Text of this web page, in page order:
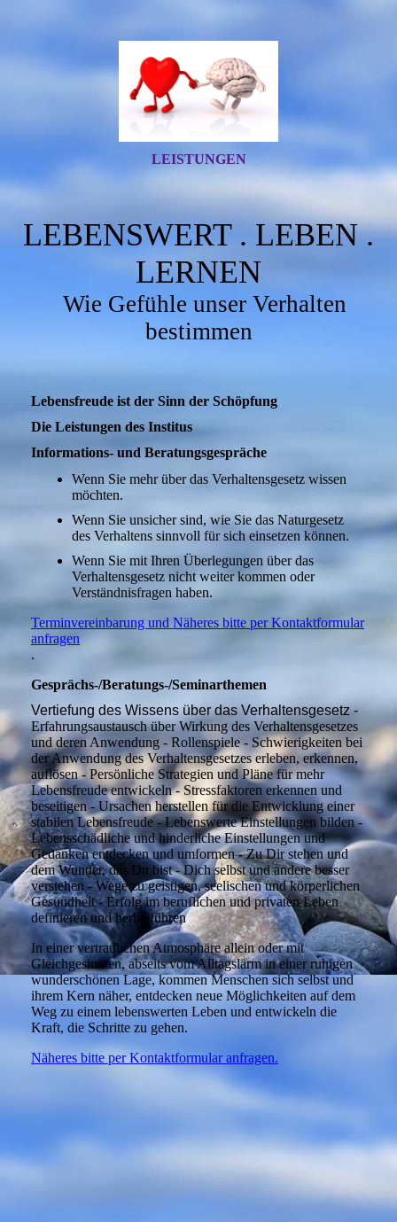
LEISTUNGEN
LEBENSWERT . LEBEN .
LERNEN
Wie Gefühle unser Verhalten
bestimmen
Lebensfreude ist der Sinn der Schöpfung
Die Leistungen des Institus
Informations- und Beratungsgespräche
Wenn Sie mehr über das Verhaltensgesetz wissen
möchten.
Wenn Sie unsicher sind, wie Sie das Naturgesetz
des Verhaltens sinnvoll für sich einsetzen können.
Wenn Sie mit Ihren Überlegungen über das
Verhaltensgesetz nicht weiter kommen oder
Verständnisfragen haben.
Terminvereinbarung und Näheres bitte per Kontaktformular
anfragen
.
Gesprächs-/Beratungs-/Seminarthemen
Vertiefung des Wissens über das Verhaltensgesetz -
Erfahrungsaustausch über Wirkung des Verhaltensgesetzes
und deren Anwendung - Rollenspiele - Schwierigkeiten bei
der Anwendung des Verhaltensgesetzes erleben, erkennen,
auflösen - Persönliche Strategien und Pläne für mehr
Lebensfreude entwickeln - Stressfaktoren erkennen und
beseitigen - Ursachen herstellen für die Entwicklung einer
stabilen Lebensfreude - Lebenswerte Einstellungen bilden -
Lebensschädliche und hinderliche Einstellungen und
Gedanken entdecken und umformen - Zu Dir stehen und
dem Wunder, das Du bist - Dich selbst und andere besser
verstehen - Wege zu geistigen, seelischen und körperlichen
Gesundheit - Erfolg im beruflichen und privaten Leben
definieren und herbeiführen
In einer vertraulichen Atmosphäre allein oder mit
Gleichgesinnten, abseits vom Alltagslärm in einer ruhigen
wunderschönen Lage, kommen Menschen sich selbst und
ihrem Kern näher, entdecken neue Möglichkeiten auf dem
Weg zu einem lebenswerten Leben und entwickeln die
Kraft, die Schritte zu gehen.
Näheres bitte per Kontaktformular anfragen.